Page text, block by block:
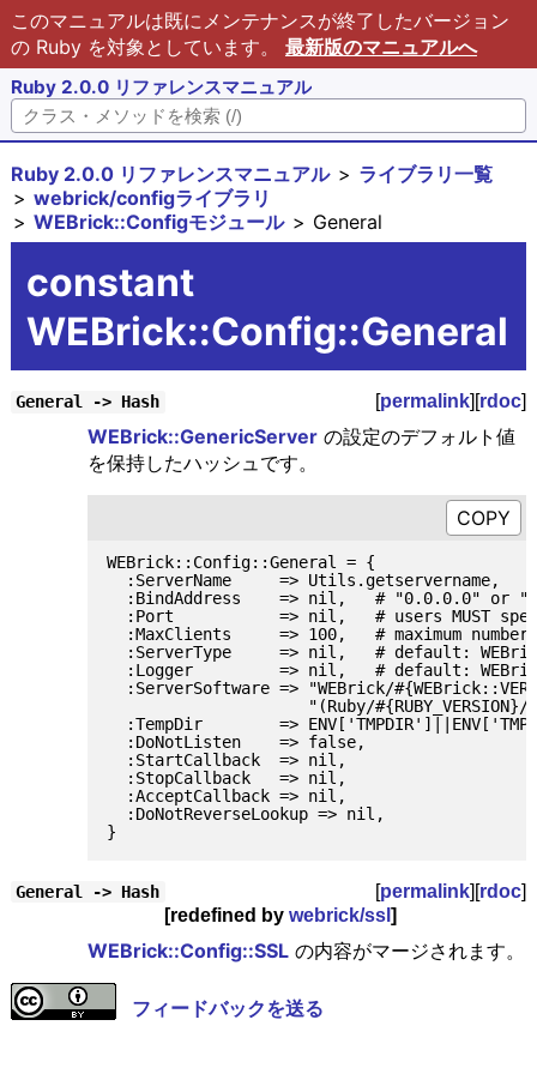
このマニュアルは既にメンテナンスが終了したバージョン
の Ruby を対象としています。 最新版のマニュアルへ
Ruby 2.0.0 リファレンスマニュアル
Ruby 2.0.0 リファレンスマニュアル
ライブラリ一覧
webrick/configライブラリ
WEBrick::Configモジュール
General
constant
WEBrick::Config::General
General -> Hash [permalink][rdoc]
WEBrick::GenericServerの設定のデフォルト値
を保持したハッシュです。
WEBrick::Config::General = {
  :ServerName     => Utils.getservername,
:BindAddress    => nil,   # "0.0.0.0" or
:Port           => nil,   # users MUST
:MaxClients     => 100,   # maximum
:ServerType     => nil,   # default:
:Logger         => nil,   # default:
:ServerSoftware => "WEBrick/
"(Ruby/#{RUBY_VERSION}/
:TempDir        =>
  :DoNotListen    => false,
  :StartCallback  => nil,
  :StopCallback   => nil,
  :AcceptCallback => nil,
  :DoNotReverseLookup => nil,
General -> Hash [permalink][rdoc]
[redefined by webrick/ssl ]
WEBrick::Config::SSLの内容がマージされます。
フィードバックを送る